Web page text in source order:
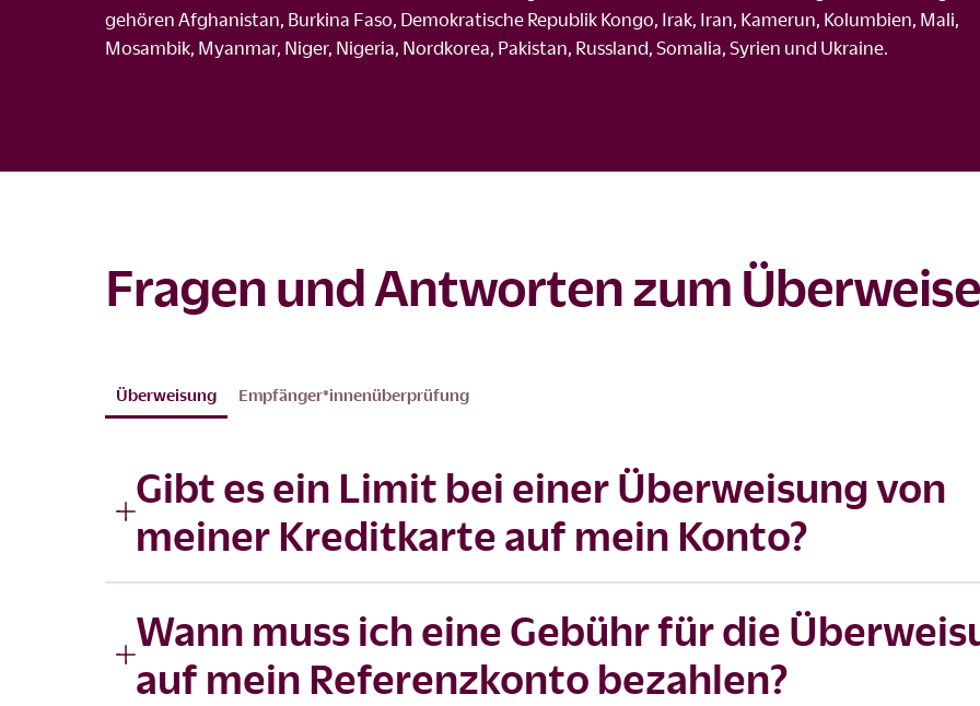
gehören Afghanistan, Burkina Faso, Demokratische Republik Kongo, Irak, Iran, Kamerun, Kolumbien, Mali,
Mosambik, Myanmar, Niger, Nigeria, Nordkorea, Pakistan, Russland, Somalia, Syrien und Ukraine.
Fragen und Antworten zum
Überweisung Empfänger*innenüberprüfung
Gibt es ein Limit bei einer Überweisung von
meiner Kreditkarte auf mein Konto?
Wann muss ich eine Gebühr für die
auf mein Referenzkonto bezahlen?